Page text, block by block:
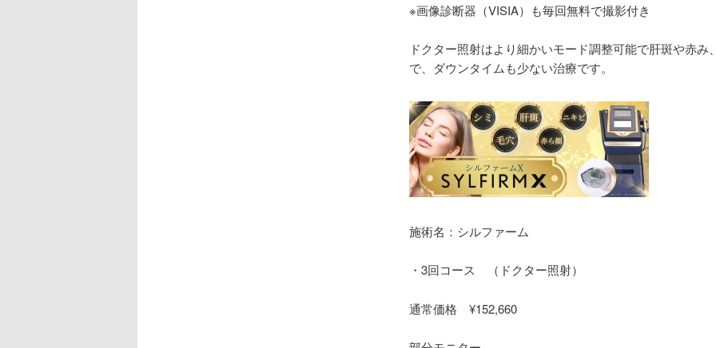
※画像診断器（VISIA）も毎回無料で撮影付き
ドクター照射はより細かいモード調整可能で肝斑や赤
で、ダウンタイムも少ない治療です。
施術名：シルファーム
・3回コース （ドクター照射）
通常価格 ¥152,660